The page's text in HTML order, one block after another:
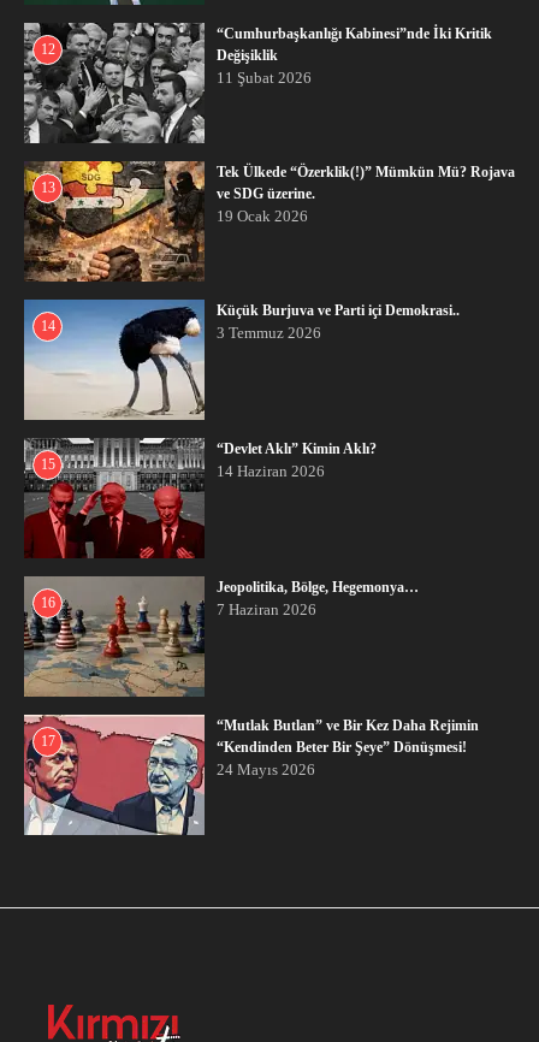
12
“Cumhurbaşkanlığı Kabinesi”nde İki Kritik
Değişiklik
11 Şubat 2026
13
Tek Ülkede “Özerklik(!)” Mümkün Mü? Rojava
ve SDG üzerine.
19 Ocak 2026
14
Küçük Burjuva ve Parti içi Demokrasi..
3 Temmuz 2026
15
“Devlet Aklı” Kimin Aklı?
14 Haziran 2026
16
Jeopolitika, Bölge, Hegemonya…
7 Haziran 2026
17
“Mutlak Butlan” ve Bir Kez Daha Rejimin
“Kendinden Beter Bir Şeye” Dönüşmesi!
24 Mayıs 2026